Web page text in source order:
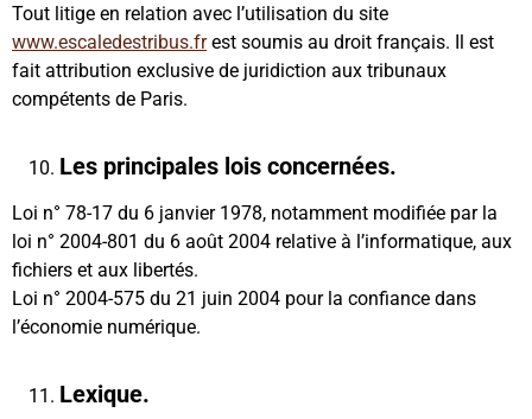
Tout litige en relation avec l’utilisation du site
www.escaledestribus.frest soumis au droit français. Il est
fait attribution exclusive de juridiction aux tribunaux
compétents de Paris.
Les principales lois concernées.
Loi n° 78-17 du 6 janvier 1978, notamment modifiée par la
loi n° 2004-801 du 6 août 2004 relative à l’informatique, aux
fichiers et aux libertés.
Loi n° 2004-575 du 21 juin 2004 pour la confiance dans
l’économie numérique.
Lexique.